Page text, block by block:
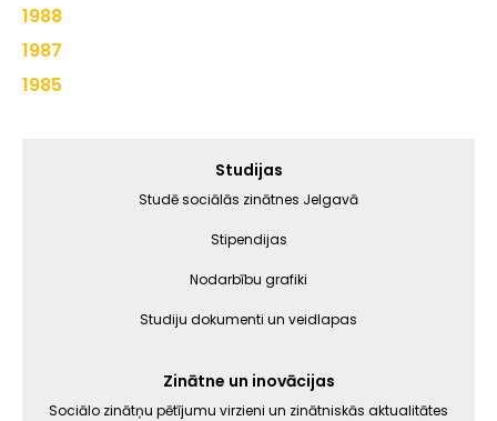
1988
1987
1985
Studijas
Studē sociālās zinātnes Jelgavā
Stipendijas
Nodarbību grafiki
Studiju dokumenti un veidlapas
Zinātne un inovācijas
Sociālo zinātņu pētījumu virzieni un zinātniskās aktualitātes